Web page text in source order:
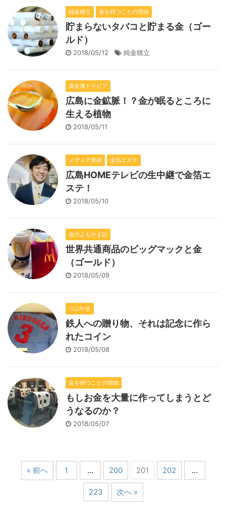
純金積立 金を持つことの理由
貯まらないタバコと貯まる金（ゴー
ルド）
2018/05/12 純金積立
貴金属トリビア
広島に金鉱脈！？金が眠るところに
生える植物
2018/05/11
メディア実績 金箔エステ
広島HOMEテレビの生中継で金箔エ
ステ！
2018/05/10
金のよもやま話
世界共通商品のビッグマックと金
（ゴールド）
2018/05/09
つぶやき
鉄人への贈り物、それは記念に作ら
れたコイン
2018/05/08
金を持つことの理由
もしお金を大量に作ってしまうとど
うなるのか？
2018/05/07
« 前へ 1 … 200 201 202 …
223 次へ »